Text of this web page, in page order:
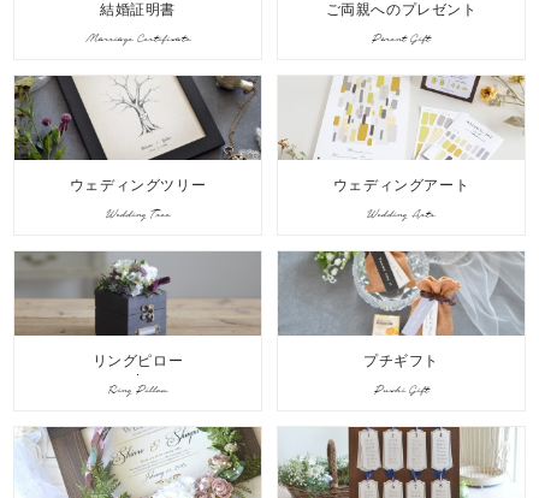
結婚証明書
Marriage Certificate
ご両親へのプレゼント
Parent Gift
ウェディングツリー
Wedding Tree
ウェディングアート
Wedding Arts
リングピロー
Ring Pillow
プチギフト
Puchi Gift